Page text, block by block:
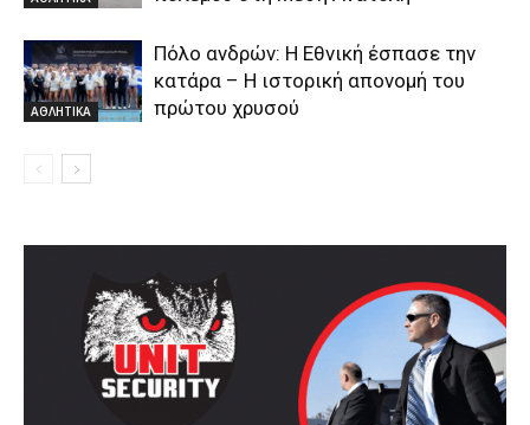
ΑΘΛΗΤΙΚΑ
Πόλο ανδρών: Η Εθνική έσπασε την
κατάρα – Η ιστορική απονομή του
πρώτου χρυσού